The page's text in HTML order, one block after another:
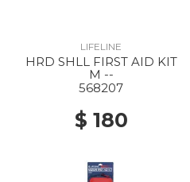
LIFELINE
HRD SHLL FIRST AID KIT
M --
568207
$ 180